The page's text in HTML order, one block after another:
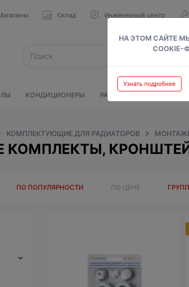
НА ЭТОМ САЙТЕ
Узнать подробнее
Склад Инженерный центр
КОНДИЦИОНЕРЫ РАДИАТОРЫ
КОМПЛЕКТУЮЩИЕ ДЛЯ РАДИАТОРОВ
ПО ПОПУЛЯРНОСТИ ПО ЦЕНЕ